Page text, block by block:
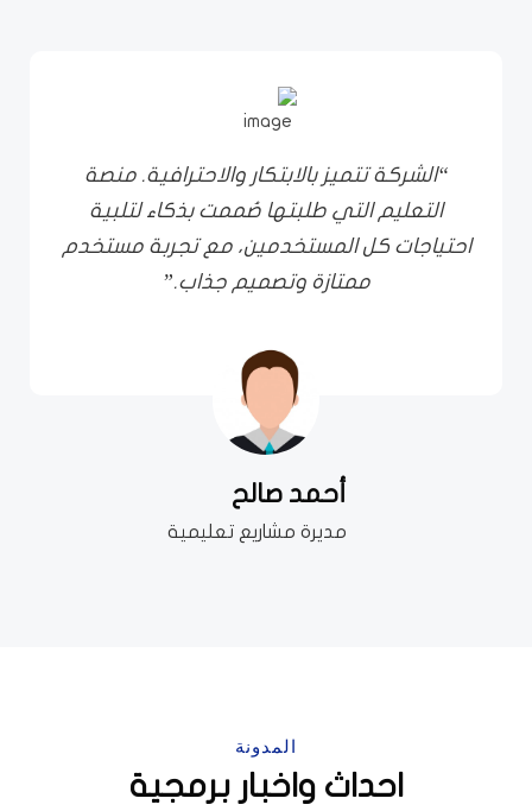
“الشركة تتميز بالابتكار والاحترافية. منصة
التعليم التي طلبتها صُممت بذكاء لتلبية
احتياجات كل المستخدمين، مع تجربة مستخدم
ممتازة وتصميم جذاب.”
أحمد صالح
مديرة مشاريع تعليمية
المدونة
احداث واخبار برمجية